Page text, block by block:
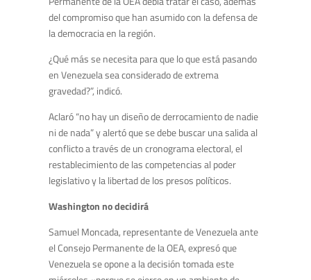
del compromiso que han asumido con la defensa de
la democracia en la región.
¿Qué más se necesita para que lo que está pasando
en Venezuela sea considerado de extrema
gravedad?”, indicó.
Aclaró “no hay un diseño de derrocamiento de nadie
ni de nada” y alertó que se debe buscar una salida al
conflicto a través de un cronograma electoral, el
restablecimiento de las competencias al poder
legislativo y la libertad de los presos políticos.
Washington no decidirá
Samuel Moncada, representante de Venezuela ante
el Consejo Permanente de la OEA, expresó que
Venezuela se opone a la decisión tomada este